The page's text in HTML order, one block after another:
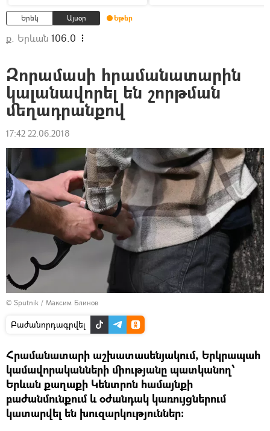
Երեկ Այսօր Եթեր
ք. Երևան 106.0
Զորամասի հրամանատարին
կալանավորել են շորթման
մեղադրանքով
17:42 22.06.2018
© Sputnik / Максим Блинов
Բաժանորդագրվել
Հրամանատարի աշխատասենյակում, Երկրապահ
կամավորականների միությանը պատկանող՝
Երևան քաղաքի Կենտրոն համայնքի
բաժանմունքում և օժանդակ կառույցներում
կատարվել են խուզարկություններ: